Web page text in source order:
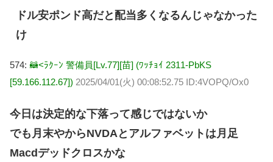
ドル安ポンド高だと配当多くなるんじゃなかった
け
574: 🦝<ﾗｸｰﾝ 警備員[Lv.77][苗] (ﾜｯﾁｮｲ 2311-PbKS
[59.166.112.67]) 2025/04/01(火) 00:08:52.75 ID:4VOPQ/Ox0
今日は決定的な下落って感じではないか
でも月末やからNVDAとアルファベットは月足
Macdデッドクロスかな